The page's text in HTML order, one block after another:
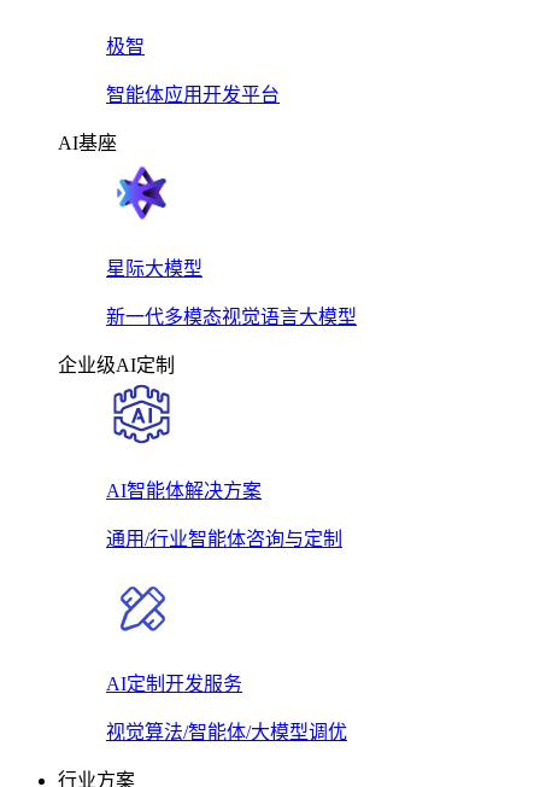
极智
智能体应用开发平台
AI基座
星际大模型
新一代多模态视觉语言大模型
企业级AI定制
AI智能体解决方案
通用/行业智能体咨询与定制
AI定制开发服务
视觉算法/智能体/大模型调优
行业方案